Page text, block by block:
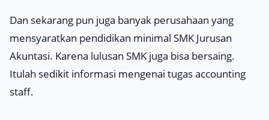
Dan sekarang pun juga banyak perusahaan yang
mensyaratkan pendidikan minimal SMK Jurusan
Akuntasi. Karena lulusan SMK juga bisa bersaing.
Itulah sedikit informasi mengenai tugas accounting
staff.